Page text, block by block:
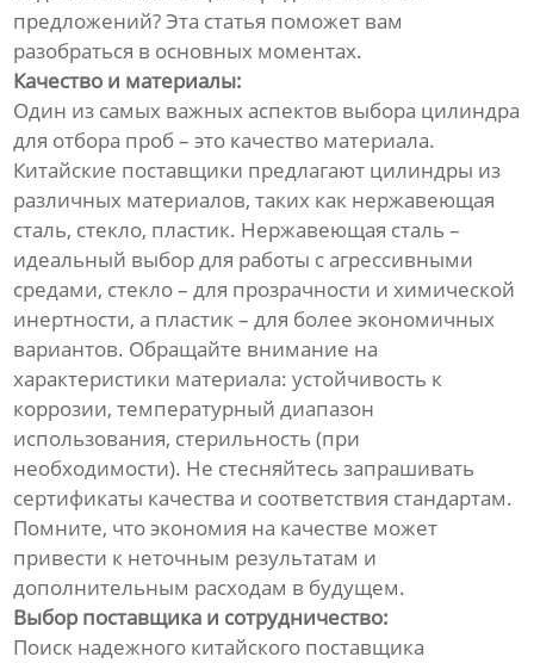
предложений? Эта статья поможет вам
разобраться в основных моментах.
Качество и материалы:
Один из самых важных аспектов выбора цилиндра
для отбора проб – это качество материала.
Китайские поставщики предлагают цилиндры из
различных материалов, таких как нержавеющая
сталь, стекло, пластик. Нержавеющая сталь –
идеальный выбор для работы с агрессивными
средами, стекло – для прозрачности и химической
инертности, а пластик – для более экономичных
вариантов. Обращайте внимание на
характеристики материала: устойчивость к
коррозии, температурный диапазон
использования, стерильность (при
необходимости). Не стесняйтесь запрашивать
сертификаты качества и соответствия стандартам.
Помните, что экономия на качестве может
привести к неточным результатам и
дополнительным расходам в будущем.
Выбор поставщика и сотрудничество:
Поиск надежного китайского поставщика